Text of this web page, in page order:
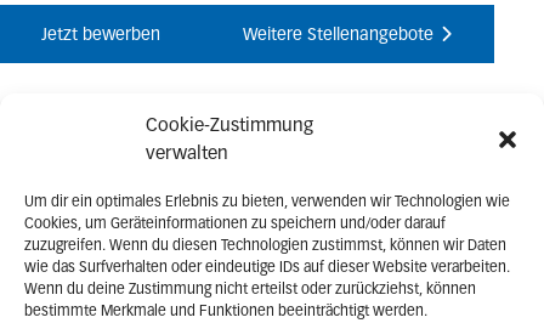
Cookie-Zustimmung
verwalten
Um dir ein optimales Erlebnis zu bieten, verwenden wir Technologien wie
Cookies, um Geräteinformationen zu speichern und/oder darauf
zuzugreifen. Wenn du diesen Technologien zustimmst, können wir Daten
wie das Surfverhalten oder eindeutige IDs auf dieser Website verarbeiten.
Wenn du deine Zustimmung nicht erteilst oder zurückziehst, können
bestimmte Merkmale und Funktionen beeinträchtigt werden.
Jetzt bewerben Weitere Stellenangebote
Bei Fragen
Kontaktieren Sie uns jetzt!
Telefon
+49 (0)4103-93776-10